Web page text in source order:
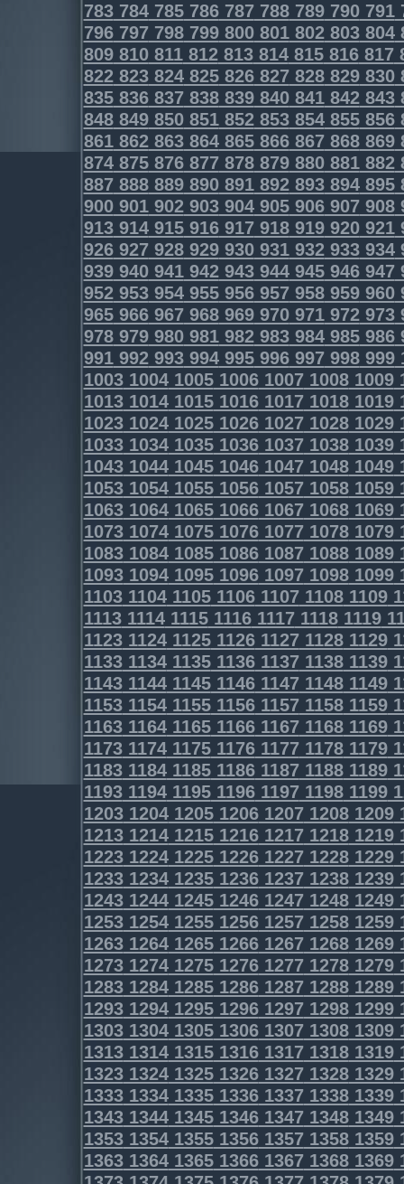
783784785786787788789790791
796797798799800801802803804
809810811812813814815816817
822823824825826827828829830
835836837838839840841842843
848849850851852853854855856
861862863864865866867868869
874875876877878879880881882
887888889890891892893894895
900901902903904905906907908
913914915916917918919920921
926927928929930931932933934
939940941942943944945946947
952953954955956957958959960
965966967968969970971972973
978979980981982983984985986
991992993994995996997998999
1003100410051006100710081009
1013101410151016101710181019
1023102410251026102710281029
1033103410351036103710381039
1043104410451046104710481049
1053105410551056105710581059
1063106410651066106710681069
1073107410751076107710781079
1083108410851086108710881089
1093109410951096109710981099
1103110411051106110711081109
1113111411151116111711181119
1123112411251126112711281129
1133113411351136113711381139
1143114411451146114711481149
1153115411551156115711581159
1163116411651166116711681169
1173117411751176117711781179
1183118411851186118711881189
1193119411951196119711981199
1203120412051206120712081209
1213121412151216121712181219
1223122412251226122712281229
1233123412351236123712381239
1243124412451246124712481249
1253125412551256125712581259
1263126412651266126712681269
1273127412751276127712781279
1283128412851286128712881289
1293129412951296129712981299
1303130413051306130713081309
1313131413151316131713181319
1323132413251326132713281329
1333133413351336133713381339
1343134413451346134713481349
1353135413551356135713581359
1363136413651366136713681369